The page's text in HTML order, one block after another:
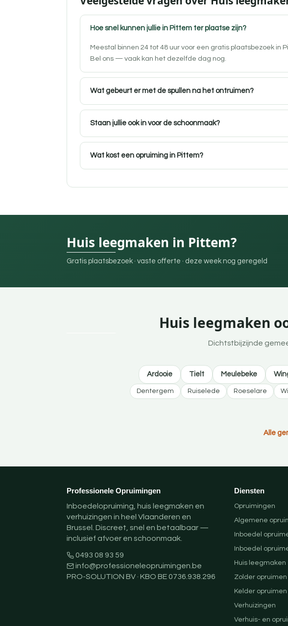
Hoe snel kunnen jullie in Pittem ter plaatse zijn?
Meestal binnen 24 tot 48 uur voor een gratis plaatsbezoek in
Bel ons — vaak kan het dezelfde dag nog.
Wat gebeurt er met de spullen na het ontruimen?
Staan jullie ook in voor de schoonmaak?
Wat kost een opruiming in Pittem?
Huis leegmaken in Pittem?
Gratis plaatsbezoek · vaste offerte · deze week nog geregeld
Huis leegmaken
Dichtstbijzijnde
Ardooie Tielt Meulebeke
Dentergem Ruiselede Roeselare
Alle
Professionele Opruimingen
Inboedelopruiming, huis leegmaken en
verhuizingen in heel Vlaanderen en
Brussel. Discreet, snel en betaalbaar —
inclusief afvoer en schoonmaak.
0493 08 93 59
info@professioneleopruimingen.be
PRO-SOLUTION BV · KBO BE 0736.938.296
Diensten
Opruimingen
Algemene
Inboedel
Inboedel
Huis leegmaken
Zolder opruimen
Kelder opruimen
Verhuizingen
Verhuis- en